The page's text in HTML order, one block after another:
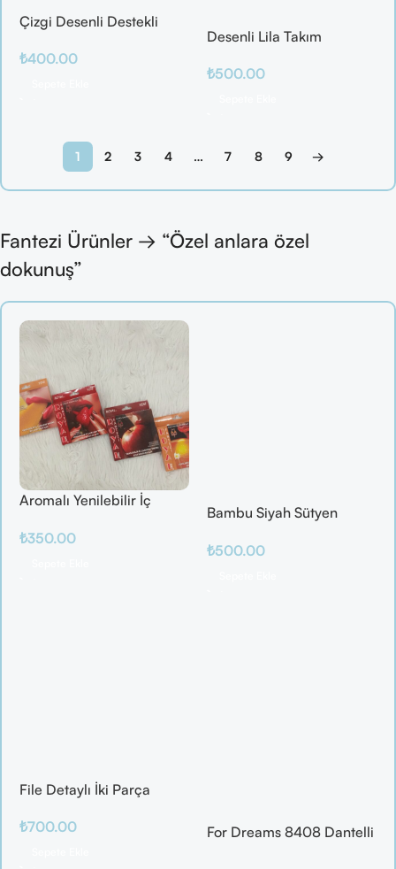
Çizgi Desenli Destekli
₺400.00
Desenli Lila Takım
₺500.00
1 2 3 4 … 7 8 9 →
Fantezi Ürünler → “Özel anlara özel
dokunuş”
Aromalı Yenilebilir İç
/ Elma / Portakal
₺350.00
Bambu Siyah Sütyen
₺500.00
File Detaylı İki Parça
₺700.00
For Dreams 8408 Dantelli